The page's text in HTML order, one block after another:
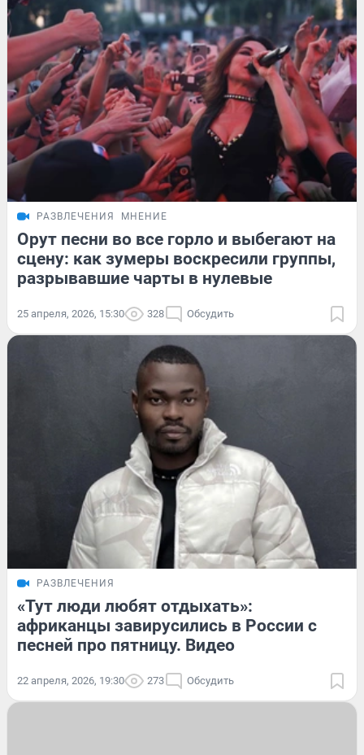
РАЗВЛЕЧЕНИЯ МНЕНИЕ
Орут песни во все горло и выбегают на
сцену: как зумеры воскресили группы,
разрывавшие чарты в нулевые
25 апреля, 2026, 15:30 328 Обсудить
РАЗВЛЕЧЕНИЯ
«Тут люди любят отдыхать»:
африканцы завирусились в России с
песней про пятницу. Видео
22 апреля, 2026, 19:30 273 Обсудить